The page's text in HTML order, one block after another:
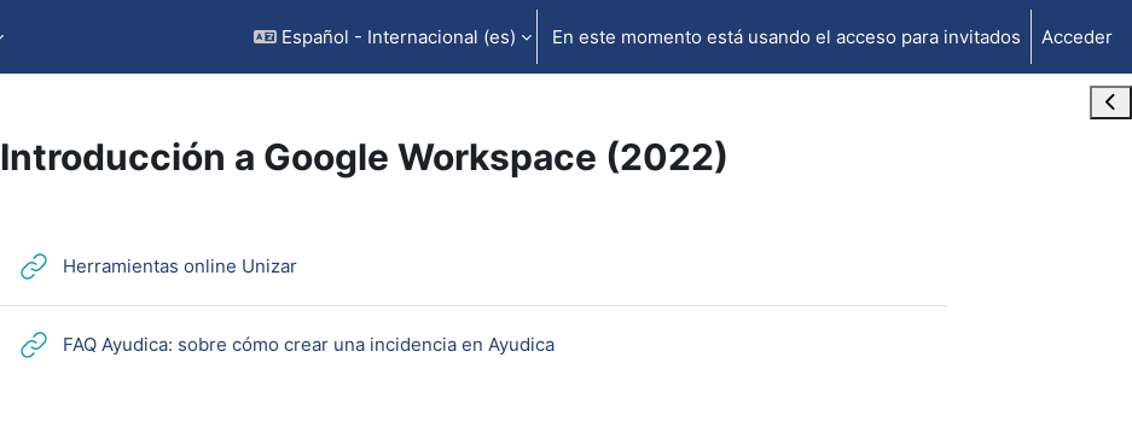
Español - Internacional ‎(es)‎ En este momento está usando el acceso para invitados Acceder
Introducción a Google Workspace (2022)
Herramientas online UnizarURL
FAQ Ayudica: sobre cómo crear una incidencia en AyudicaURL